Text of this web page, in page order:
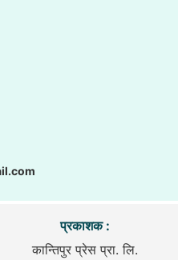
प्रकाशक :
कान्तिपुर प्रेस प्रा. लि.